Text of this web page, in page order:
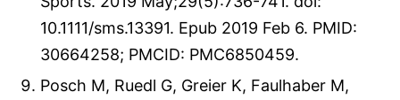
10.1111/sms.13391. Epub 2019 Feb 6. PMID:
30664258; PMCID: PMC6850459.
Posch M, Ruedl G, Greier K, Faulhaber M,